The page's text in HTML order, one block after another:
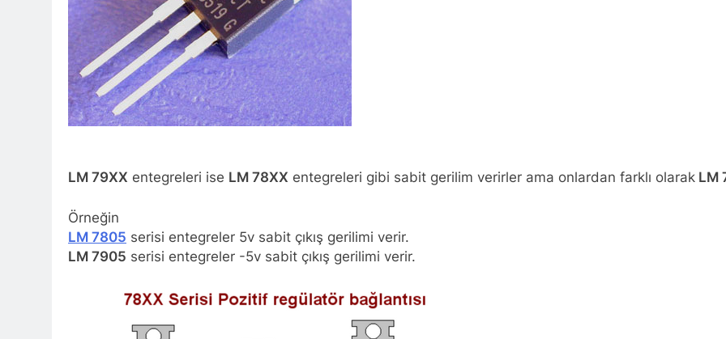
LM 79XX entegreleri ise LM 78XX entegreleri gibi sabit gerilim verirler ama onlardan farklı olarak LM
Örneğin
LM 7805 serisi entegreler 5v sabit çıkış gerilimi verir.
LM 7905 serisi entegreler -5v sabit çıkış gerilimi verir.